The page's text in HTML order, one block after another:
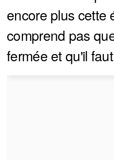
encore plus cette
comprend pas
fermée et qu'il